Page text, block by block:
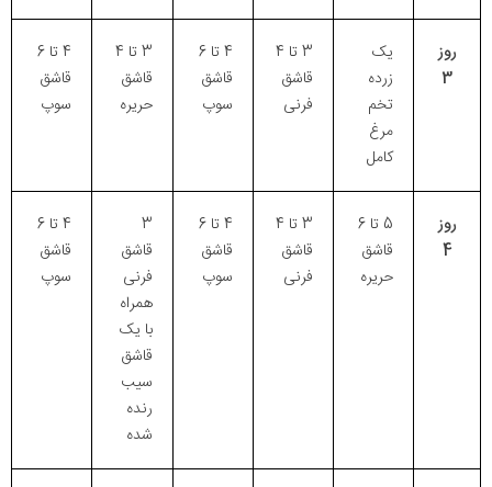
روز
3
یک
زرده
تخم
مرغ
کامل
3 تا 4
قاشق
فرنی
4 تا 6
قاشق
سوپ
3 تا 4
قاشق
حریره
4 تا 6
قاشق
سوپ
روز
4
5 تا 6
قاشق
حریره
3 تا 4
قاشق
فرنی
4 تا 6
قاشق
سوپ
3
قاشق
فرنی
همراه
با یک
قاشق
سیب
رنده
شده
4 تا 6
قاشق
سوپ